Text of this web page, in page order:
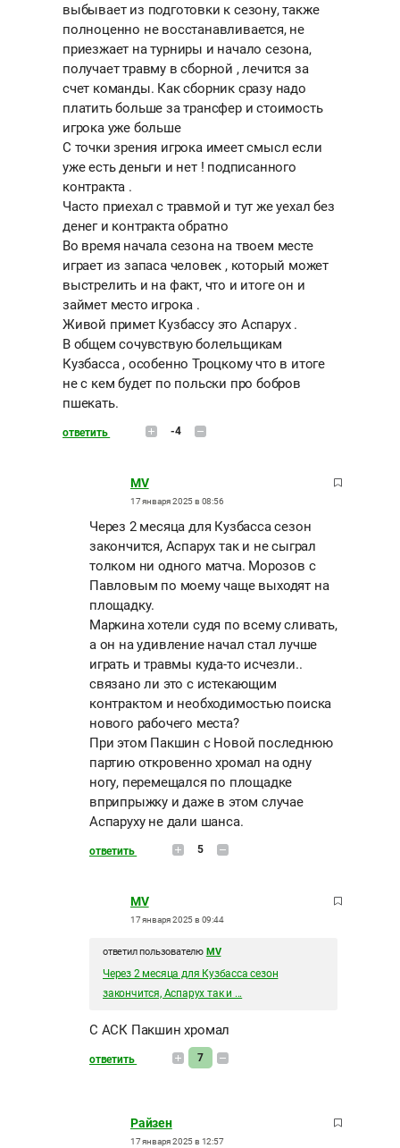
выбывает из подготовки к сезону, также
полноценно не восстанавливается, не
приезжает на турниры и начало сезона,
получает травму в сборной , лечится за
счет команды. Как сборник сразу надо
платить больше за трансфер и стоимость
игрока уже больше
С точки зрения игрока имеет смысл если
уже есть деньги и нет ! подписанного
контракта .
Часто приехал с травмой и тут же уехал без
денег и контракта обратно
Во время начала сезона на твоем месте
играет из запаса человек , который может
выстрелить и на факт, что и итоге он и
займет место игрока .
Живой примет Кузбассу это Аспарух .
В общем сочувствую болельщикам
Кузбасса , особенно Троцкому что в итоге
не с кем будет по польски про бобров
пшекать.
ответить -4
MV
17 января 2025 в 08:56
Через 2 месяца для Кузбасса сезон
закончится, Аспарух так и не сыграл
толком ни одного матча. Морозов с
Павловым по моему чаще выходят на
площадку.
Маркина хотели судя по всему сливать,
а он на удивление начал стал лучше
играть и травмы куда-то исчезли..
связано ли это с истекающим
контрактом и необходимостью поиска
нового рабочего места?
При этом Пакшин с Новой последнюю
партию откровенно хромал на одну
ногу, перемещался по площадке
вприпрыжку и даже в этом случае
Аспаруху не дали шанса.
ответить 5
MV
17 января 2025 в 09:44
ответил пользователю MV
Через 2 месяца для Кузбасса сезон
закончится, Аспарух так и ...
С АСК Пакшин хромал
ответить 7
Райзен
17 января 2025 в 12:57